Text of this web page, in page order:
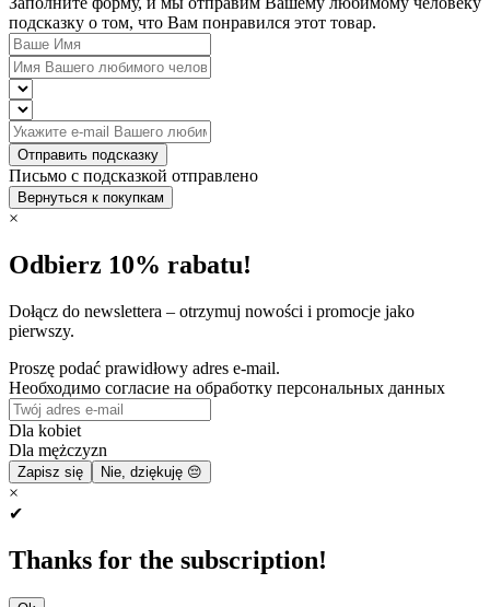
подсказку о том, что Вам понравился этот товар.
Отправить подсказку
Письмо с подсказкой отправлено
Вернуться к покупкам
×
Odbierz 10% rabatu!
Dołącz do newslettera – otrzymuj nowości i promocje jako
pierwszy.
Proszę podać prawidłowy adres e-mail.
Необходимо согласие на обработку персональных данных
Dla kobiet
Dla mężczyzn
Zapisz się Nie, dziękuję 😔
×
✔
Thanks for the subscription!